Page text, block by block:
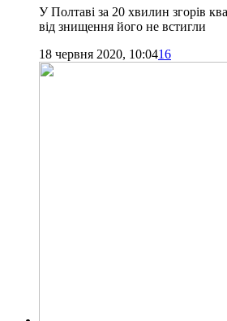
У Полтаві за 20 хвилин згорів
від знищення його не встигли
18 червня 2020, 10:0416